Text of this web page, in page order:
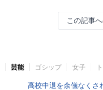
この記事
芸能 ゴシップ 女子
高校中退を余儀なくさ